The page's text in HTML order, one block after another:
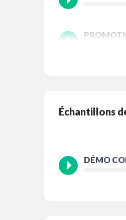
Échantillons
DÉMO